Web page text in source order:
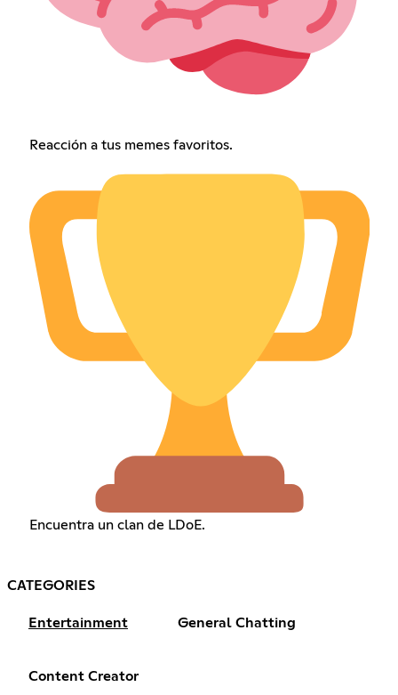
Reacción a tus memes favoritos.
Encuentra un clan de LDoE.
CATEGORIES
Entertainment General Chatting
Content Creator